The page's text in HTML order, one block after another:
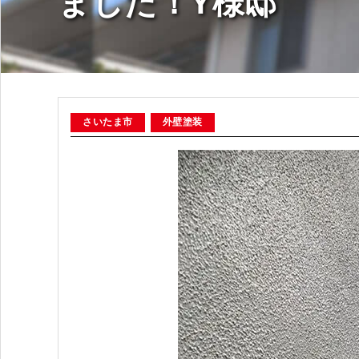
さいたま市 外壁塗装